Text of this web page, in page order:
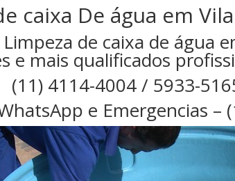
caixa De água em
de caixa de água
e mais qualificados
(11) 4114-4004 / 5933-
e Emergencias –